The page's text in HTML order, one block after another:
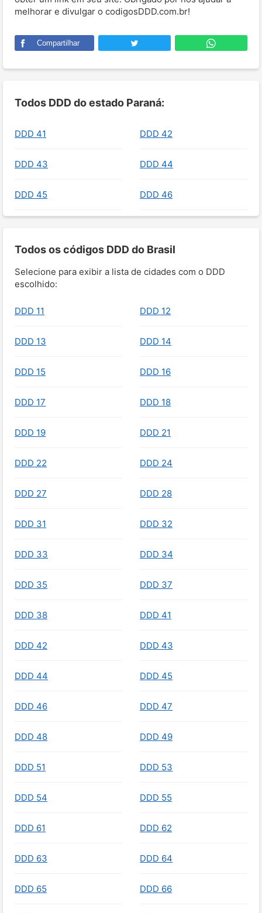
melhorar e divulgar o codigosDDD.com.br!
Compartilhar
Todos DDD do estado Paraná:
DDD 41 DDD 42
DDD 43 DDD 44
DDD 45 DDD 46
Todos os códigos DDD do Brasil
Selecione para exibir a lista de cidades com o DDD
escolhido:
DDD 11 DDD 12
DDD 13 DDD 14
DDD 15 DDD 16
DDD 17 DDD 18
DDD 19 DDD 21
DDD 22 DDD 24
DDD 27 DDD 28
DDD 31 DDD 32
DDD 33 DDD 34
DDD 35 DDD 37
DDD 38 DDD 41
DDD 42 DDD 43
DDD 44 DDD 45
DDD 46 DDD 47
DDD 48 DDD 49
DDD 51 DDD 53
DDD 54 DDD 55
DDD 61 DDD 62
DDD 63 DDD 64
DDD 65 DDD 66